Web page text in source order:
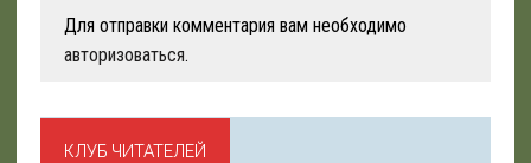
Для отправки комментария вам необходимо
авторизоваться.
КЛУБ ЧИТАТЕЛЕЙ